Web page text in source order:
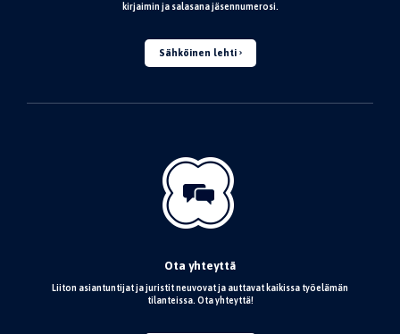
kirjaimin ja salasana jäsennumerosi.
Sähköinen lehti
Ota yhteyttä
Liiton asiantuntijat ja juristit neuvovat ja auttavat kaikissa työelämän
tilanteissa. Ota yhteyttä!